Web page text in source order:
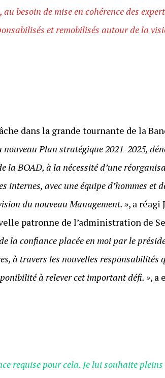
besoin de mise en cohérence des
et remobilisés autour de la
dans la grande tournante de la
Plan stratégique 2021-2025,
la BOAD, à la nécessité d’une
internes, avec une équipe d’hommes et
du nouveau Management. », a réagi
patronne de l’administration de
la confiance placée en moi par le
à travers les nouvelles responsabilités
à relever cet important défi. », a
requise pour cela. Je lui souhaite